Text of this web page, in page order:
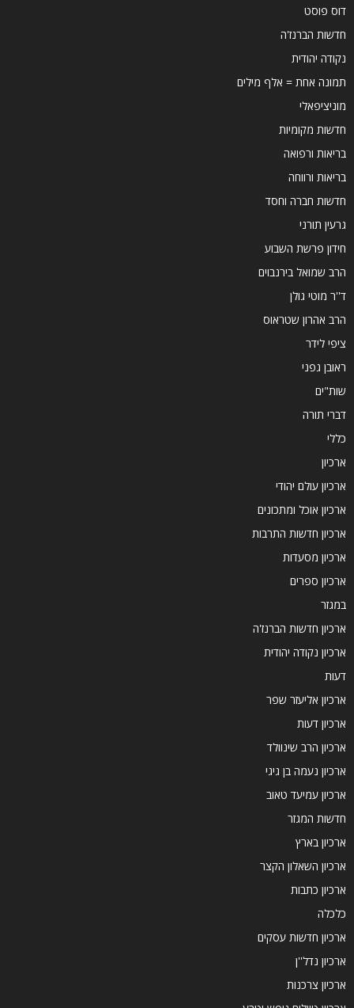
דוס פוסט
חדשות הברנז'ה
נקודה יהודית
תמונה אחת = אלף מילים
מוניציפאלי
חדשות מקומיות
בריאות ורפואה
בריאות ורווחה
חדשות חברה וחסד
גרעין תורני
חידון פרשת השבוע
הרב שמואל בירנבוים
ד''ר מוטי גולן
הרב אהרון שטראוס
ציפי לידר
ראובן גפני
שות"ים
דברי תורה
כללי
ארכיון
ארכיון עולם יהודי
ארכיון אוכל ומתכונים
ארכיון חדשות התרבות
ארכיון מסעדות
ארכיון ספרים
במגזר
ארכיון חדשות הברנז'ה
ארכיון נקודה יהודית
דעות
ארכיון אליעזר שפר
ארכיון דעות
ארכיון הרב שינוולד
ארכיון נעמה בן גיגי
ארכיון עמיעד טאוב
חדשות המגזר
ארכיון בארץ
ארכיון השאלון הקצר
ארכיון כתבות
כלכלה
ארכיון חדשות עסקים
ארכיון נדל''ן
ארכיון צרכנות